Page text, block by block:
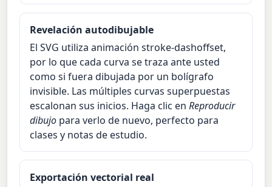
Revelación autodibujable
El SVG utiliza animación stroke-dashoffset,
por lo que cada curva se traza ante usted
como si fuera dibujada por un bolígrafo
invisible. Las múltiples curvas superpuestas
escalonan sus inicios. Haga clic enReproducir
dibujo para verlo de nuevo, perfecto para
clases y notas de estudio.
Exportación vectorial real